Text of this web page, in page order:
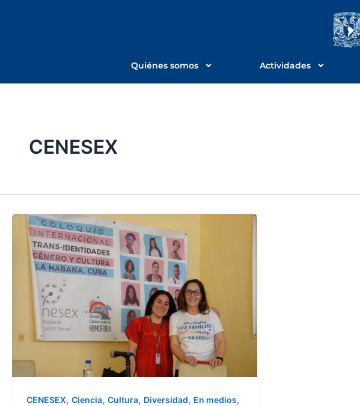
Quiénes somos Actividades
CENESEX
CENESEX, Ciencia, Cultura, Diversidad, En medios,